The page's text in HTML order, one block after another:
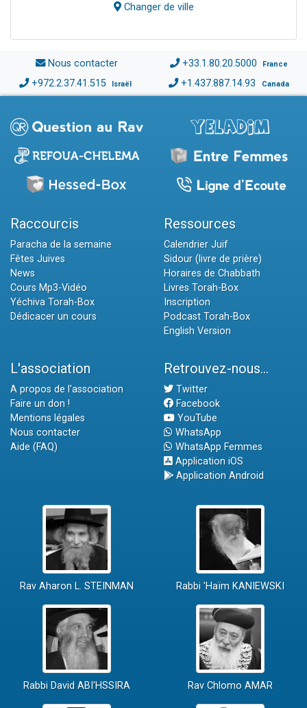
Changer de ville
Nous contacter +33.1.80.20.5000 France
+972.2.37.41.515 Israël +1.437.887.14.93 Canada
Raccourcis
Paracha de la semaine
Fêtes Juives
News
Cours Mp3-Vidéo
Yéchiva Torah-Box
Dédicacer un cours
Ressources
Calendrier Juif
Sidour (livre de prière)
Horaires de Chabbath
Livres Torah-Box
Inscription
Podcast Torah-Box
English Version
L'association
A propos de l'association
Faire un don !
Mentions légales
Nous contacter
Aide (FAQ)
Retrouvez-nous...
Twitter
Facebook
YouTube
WhatsApp
WhatsApp Femmes
Application iOS
Application Android
Rav Aharon L. STEINMAN Rabbi 'Haïm KANIEWSKI
Rabbi David ABI'HSSIRA Rav Chlomo AMAR